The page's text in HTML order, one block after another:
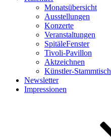
Monatsübersicht
Ausstellungen
Konzerte
Veranstaltungen
SpitäleFenster
Tivoli-Pavillon
Aktzeichnen
Künstler-Stammtisch
Newsletter
Impressionen